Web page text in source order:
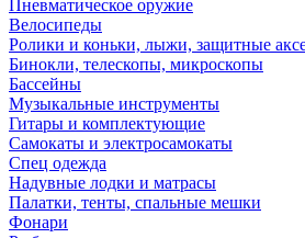
Пневматическое оружие
Велосипеды
Ролики и коньки, лыжи, защитные
Бинокли, телескопы, микроскопы
Бассейны
Музыкальные инструменты
Гитары и комплектующие
Самокаты и электросамокаты
Спец одежда
Надувные лодки и матрасы
Палатки, тенты, спальные мешки
Фонари